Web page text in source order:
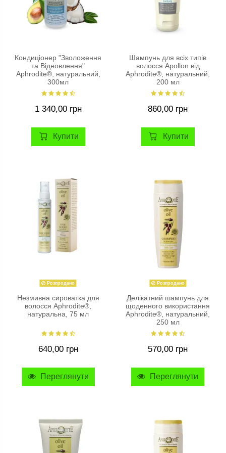
Кондиціонер "Зволоження
та Відновлення"
Aphrodite®, натуральний,
300мл
1 340,00 грн
Купити
Шампунь для всіх типів
волосся Apollon від
Aphrodite®, натуральний,
200 мл
860,00 грн
Купити
Розпродано
Незмивна сироватка для
волосся Aphrodite®,
натуральна, 75 мл
640,00 грн
Переглянути
Розпродано
Делікатний шампунь для
щоденного використання
Aphrodite®, натуральний,
250 мл
570,00 грн
Переглянути